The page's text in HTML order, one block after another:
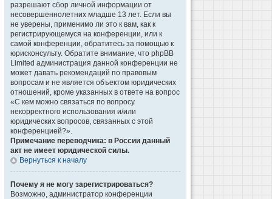
разрешают сбор личной информации от
несовершеннолетних младше 13 лет. Если вы
не уверены, применимо ли это к вам, как к
регистрирующемуся на конференции, или к
самой конференции, обратитесь за помощью к
юрисконсульту. Обратите внимание, что phpBB
Limited администрация данной конференции не
может давать рекомендаций по правовым
вопросам и не является объектом юридических
отношений, кроме указанных в ответе на вопрос
«С кем можно связаться по вопросу
некорректного использования и/или
юридических вопросов, связанных с этой
конференцией?».
Примечание переводчика: в России данный
акт не имеет юридической силы.
Вернуться к началу
Почему я не могу зарегистрироваться?
Возможно, администратор конференции